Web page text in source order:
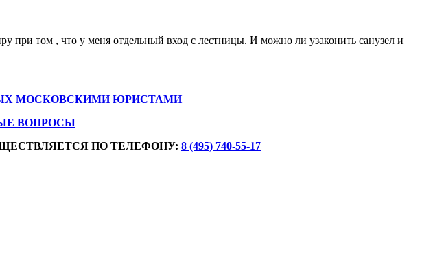
том , что у меня отдельный вход с лестницы. И можно ли узаконить санузел и
МОСКОВСКИМИ ЮРИСТАМИ
ВОПРОСЫ
ПО ТЕЛЕФОНУ: 8 (495) 740-55-17